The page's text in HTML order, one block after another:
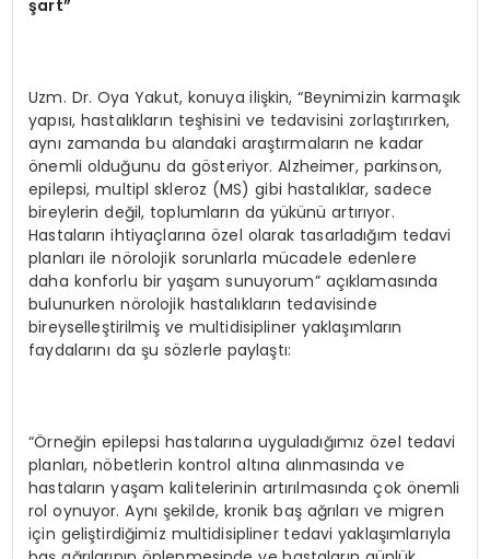
şart”
Uzm. Dr. Oya Yakut, konuya ilişkin, “Beynimizin karmaşık
yapısı, hastalıkların teşhisini ve tedavisini zorlaştırırken,
aynı zamanda bu alandaki araştırmaların ne kadar
önemli olduğunu da gösteriyor. Alzheimer, parkinson,
epilepsi, multipl skleroz (MS) gibi hastalıklar, sadece
bireylerin değil, toplumların da yükünü artırıyor.
Hastaların ihtiyaçlarına özel olarak tasarladığım tedavi
planları ile nörolojik sorunlarla mücadele edenlere
daha konforlu bir yaşam sunuyorum” açıklamasında
bulunurken nörolojik hastalıkların tedavisinde
bireyselleştirilmiş ve multidisipliner yaklaşımların
faydalarını da şu sözlerle paylaştı:
“Örneğin epilepsi hastalarına uyguladığımız özel tedavi
planları, nöbetlerin kontrol altına alınmasında ve
hastaların yaşam kalitelerinin artırılmasında çok önemli
rol oynuyor. Aynı şekilde, kronik baş ağrıları ve migren
için geliştirdiğimiz multidisipliner tedavi yaklaşımlarıyla